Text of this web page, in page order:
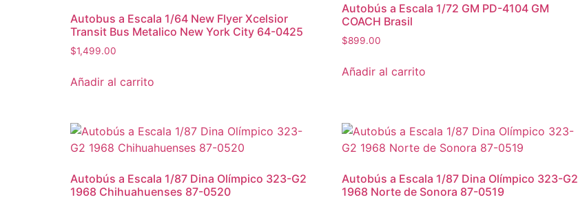
Autobus a Escala 1/64 New Flyer Xcelsior
Transit Bus Metalico New York City 64-0425
$1,499.00
Añadir al carrito
Autobús a Escala 1/72 GM PD-4104 GM
COACH Brasil
$899.00
Añadir al carrito
Autobús a Escala 1/87 Dina Olímpico 323-G2
1968 Chihuahuenses 87-0520
Autobús a Escala 1/87 Dina Olímpico 323-G2
1968 Norte de Sonora 87-0519